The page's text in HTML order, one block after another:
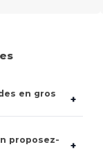
en gros
+
proposez-
+